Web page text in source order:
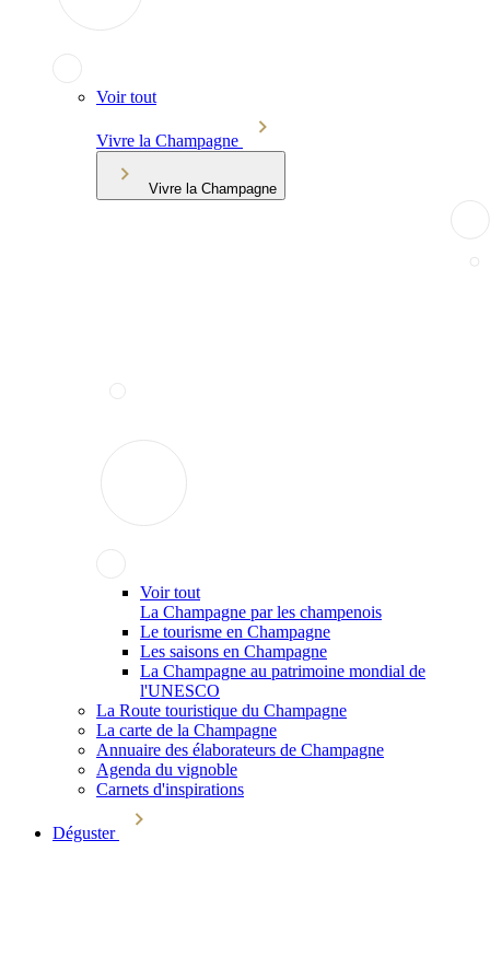
Voir tout
Vivre la Champagne
Vivre la Champagne
Voir tout
La Champagne par les champenois
Le tourisme en Champagne
Les saisons en Champagne
La Champagne au patrimoine mondial de
l'UNESCO
La Route touristique du Champagne
La carte de la Champagne
Annuaire des élaborateurs de Champagne
Agenda du vignoble
Carnets d'inspirations
Déguster